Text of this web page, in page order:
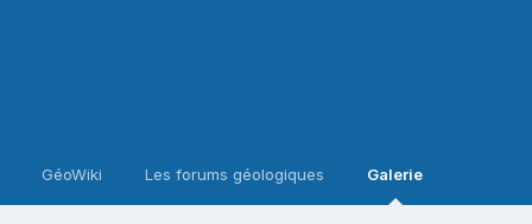
GéoWiki Les forums géologiques Galerie